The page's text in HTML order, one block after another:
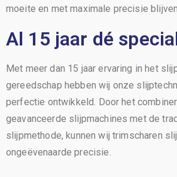
moeite en met maximale precisie
Al 15 jaar dé
Met meer dan 15 jaar ervaring in het
gereedschap hebben wij onze
perfectie ontwikkeld. Door het
geavanceerde slijpmachines met de
slijpmethode, kunnen wij trimscharen
ongeëvenaarde precisie.